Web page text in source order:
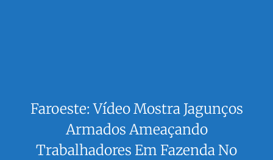
Faroeste: Vídeo Mostra Jagunços
Armados Ameaçando
Trabalhadores Em Fazenda No